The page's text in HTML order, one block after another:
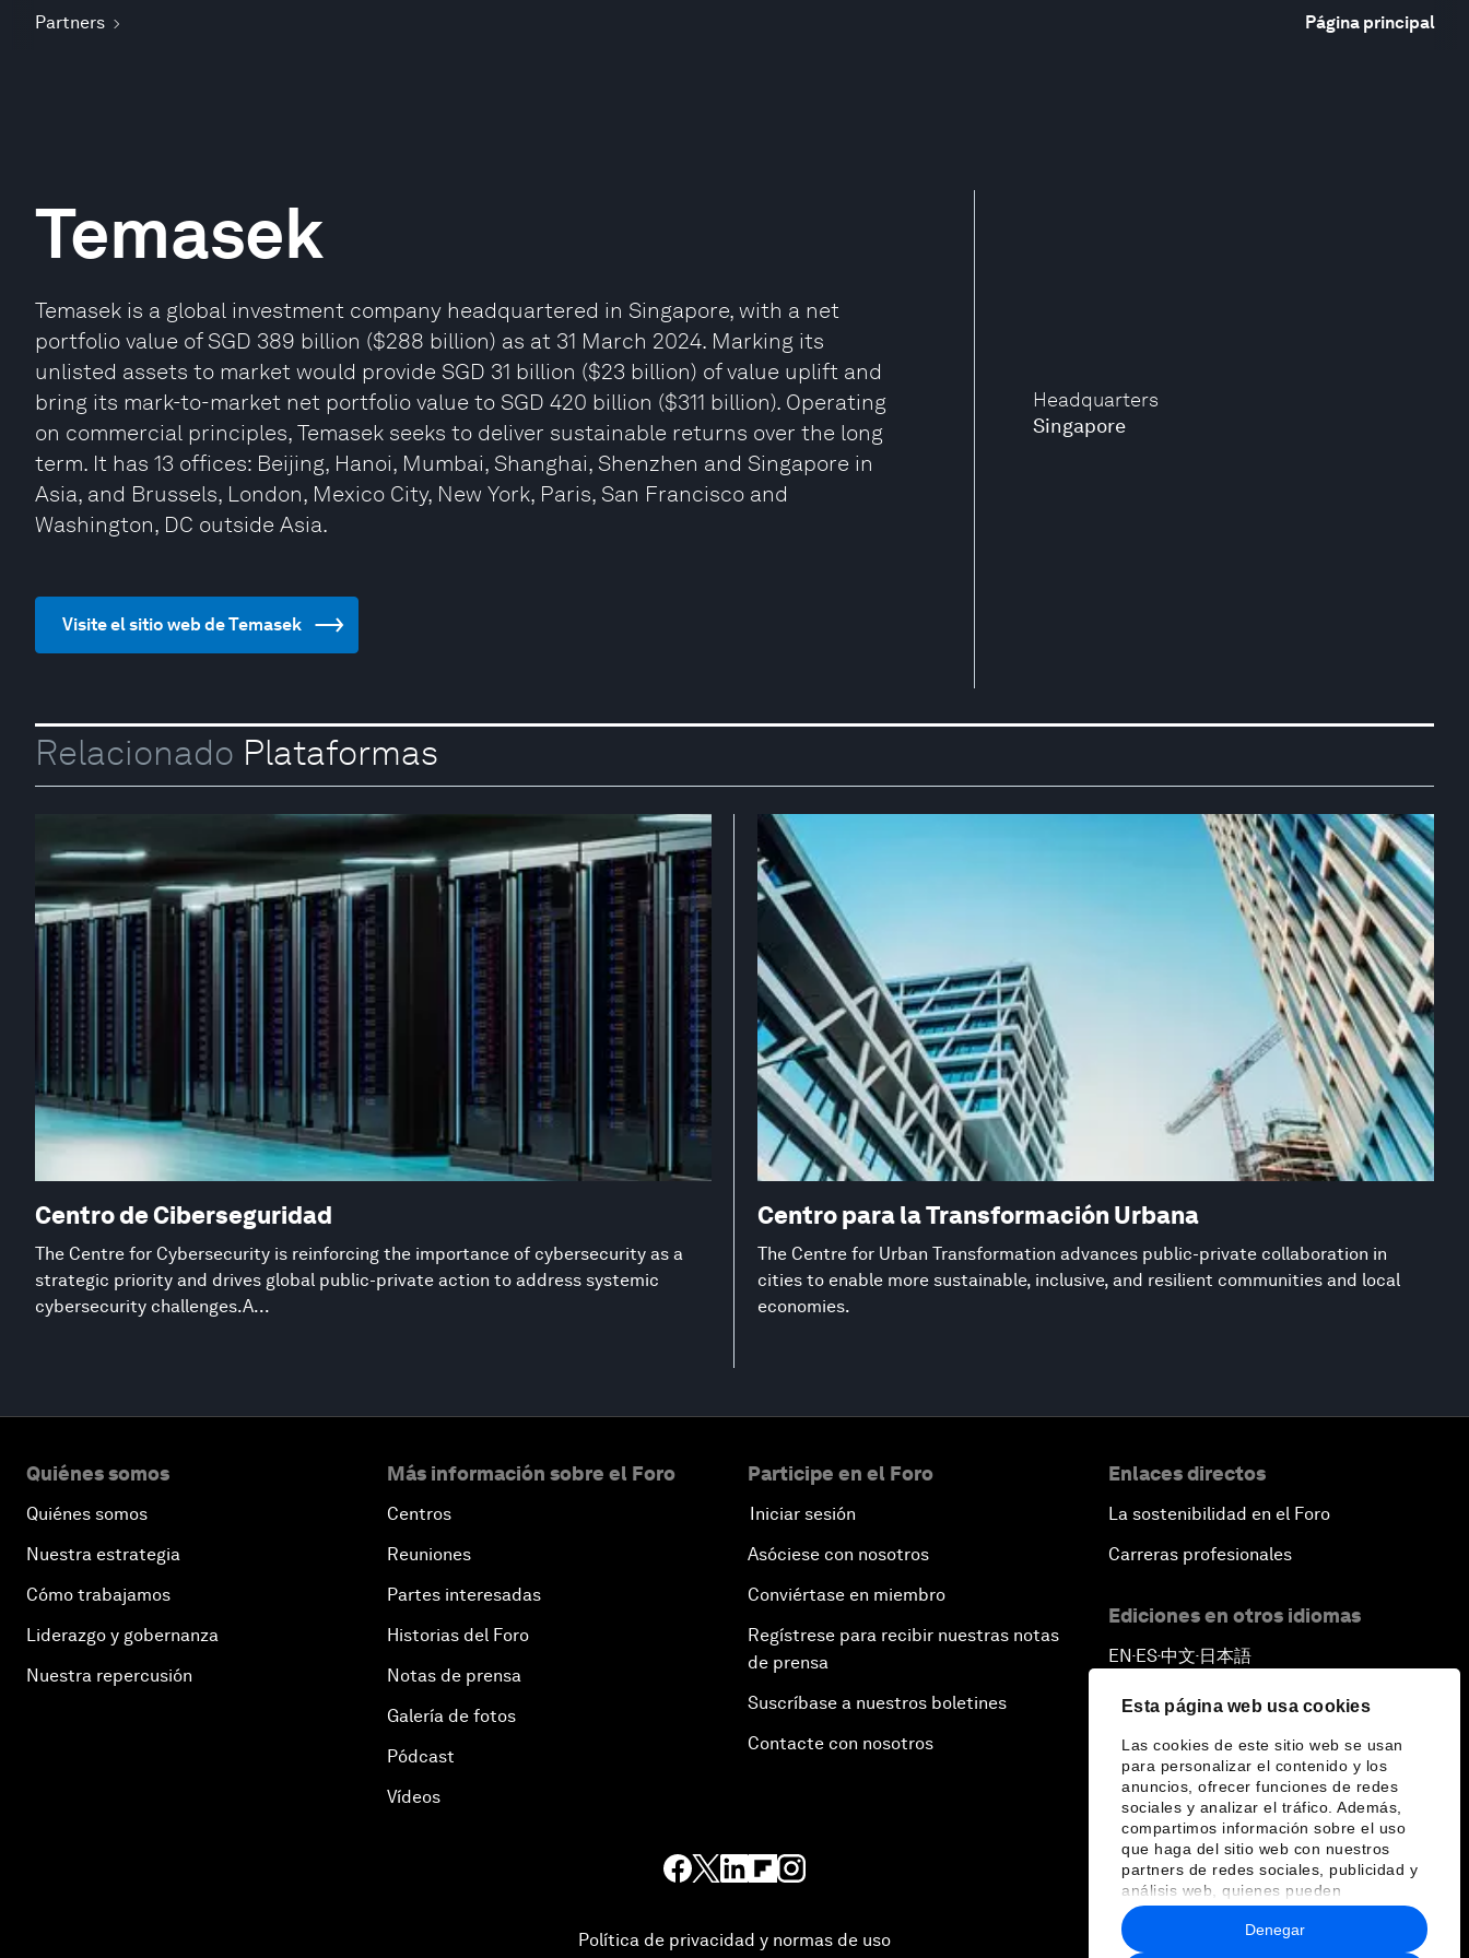
Esta página web usa cookies
Las cookies de este sitio web se usan
para personalizar el contenido y los
anuncios, ofrecer funciones de redes
sociales y analizar el tráfico. Además,
compartimos información sobre el uso
que haga del sitio web con nuestros
partners de redes sociales, publicidad y
análisis web, quienes pueden
combinarla con otra información que les
haya proporcionado o que hayan
recopilado a partir del uso que haya
Denegar
Partners Página principal
Headquarters
Singapore
Temasek
Temasek is a global investment company headquartered in Singapore, with a net
portfolio value of SGD 389 billion ($288 billion) as at 31 March 2024. Marking its
unlisted assets to market would provide SGD 31 billion ($23 billion) of value uplift and
bring its mark-to-market net portfolio value to SGD 420 billion ($311 billion). Operating
on commercial principles, Temasek seeks to deliver sustainable returns over the long
term. It has 13 offices: Beijing, Hanoi, Mumbai, Shanghai, Shenzhen and Singapore in
Asia, and Brussels, London, Mexico City, New York, Paris, San Francisco and
Washington, DC outside Asia.
Visite el sitio web de Temasek
Relacionado Plataformas
Centro de Ciberseguridad
The Centre for Cybersecurity is reinforcing the importance of cybersecurity as a
strategic priority and drives global public-private action to address systemic
cybersecurity challenges. A...
Centro para la Transformación Urbana
The Centre for Urban Transformation advances public-private collaboration in
cities to enable more sustainable, inclusive, and resilient communities and local
economies.
Quiénes somos
Quiénes somos
Nuestra estrategia
Cómo trabajamos
Liderazgo y gobernanza
Nuestra repercusión
Más información sobre el Foro
Centros
Reuniones
Partes interesadas
Historias del Foro
Notas de prensa
Galería de fotos
Pódcast
Vídeos
Participe en el Foro
Iniciar sesión
Asóciese con nosotros
Conviértase en miembro
Regístrese para recibir nuestras notas
de prensa
Suscríbase a nuestros boletines
Contacte con nosotros
Enlaces directos
La sostenibilidad en el Foro
Carreras profesionales
Ediciones en otros idiomas
EN ▪ES▪中文▪ 日本語
Política de privacidad y normas de uso